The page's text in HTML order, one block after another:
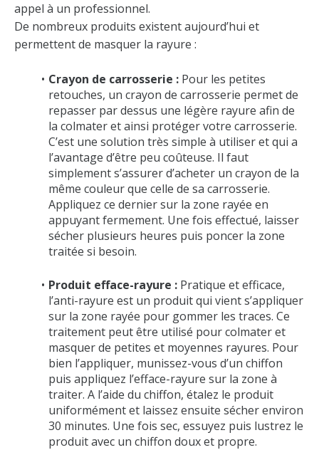
appel à un professionnel.
De nombreux produits existent aujourd’hui et
permettent de masquer la rayure :
Crayon de carrosserie : Pour les petites
retouches, un crayon de carrosserie permet de
repasser par dessus une légère rayure afin de
la colmater et ainsi protéger votre carrosserie.
C’est une solution très simple à utiliser et qui a
l’avantage d’être peu coûteuse. Il faut
simplement s’assurer d’acheter un crayon de la
même couleur que celle de sa carrosserie.
Appliquez ce dernier sur la zone rayée en
appuyant fermement. Une fois effectué, laisser
sécher plusieurs heures puis poncer la zone
traitée si besoin.
Produit efface-rayure : Pratique et efficace,
l’anti-rayure est un produit qui vient s’appliquer
sur la zone rayée pour gommer les traces. Ce
traitement peut être utilisé pour colmater et
masquer de petites et moyennes rayures. Pour
bien l’appliquer, munissez-vous d’un chiffon
puis appliquez l’efface-rayure sur la zone à
traiter. A l’aide du chiffon, étalez le produit
uniformément et laissez ensuite sécher environ
30 minutes. Une fois sec, essuyez puis lustrez le
produit avec un chiffon doux et propre.